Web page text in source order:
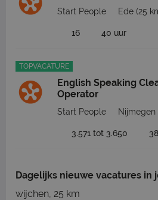
Start People Ede (25
16 40 uur
TOPVACATURE
English Speaking
Operator
Start People Nijmegen
3.571 tot 3.650
Dagelijks nieuwe vacatures in
wijchen, 25 km